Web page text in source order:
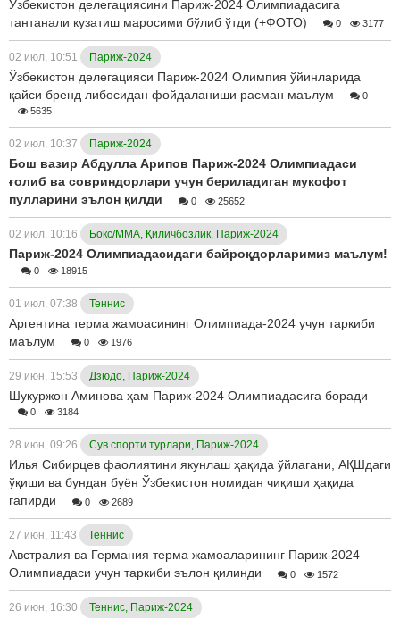
Ўзбекистон делегациясини Париж-2024 Олимпиадасига
тантанали кузатиш маросими бўлиб ўтди (+ФОТО)
0 3177
02 июл, 10:51 Париж-2024
Ўзбекистон делегацияси Париж-2024 Олимпия ўйинларида
қайси бренд либосидан фойдаланиши расман маълум
0
5635
02 июл, 10:37 Париж-2024
Бош вазир Абдулла Арипов Париж-2024 Олимпиадаси
ғолиб ва совриндорлари учун бериладиган мукофот
пулларини эълон қилди
0 25652
02 июл, 10:16 Бокс/ММА, Қиличбозлик, Париж-2024
Париж-2024 Олимпиадасидаги байроқдорларимиз маълум!
0 18915
01 июл, 07:38 Теннис
Аргентина терма жамоасининг Олимпиада-2024 учун таркиби
маълум
0 1976
29 июн, 15:53 Дзюдо, Париж-2024
Шукуржон Аминова ҳам Париж-2024 Олимпиадасига боради
0 3184
28 июн, 09:26 Сув спорти турлари, Париж-2024
Илья Сибирцев фаолиятини якунлаш ҳақида ўйлагани, АҚШдаги
ўқиши ва бундан буён Ўзбекистон номидан чиқиши ҳақида
гапирди
0 2689
27 июн, 11:43 Теннис
Австралия ва Германия терма жамоаларининг Париж-2024
Олимпиадаси учун таркиби эълон қилинди
0 1572
26 июн, 16:30 Теннис, Париж-2024